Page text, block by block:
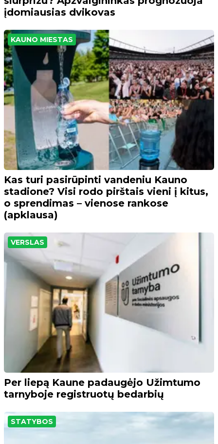
įdomiausias dvikovas
KAUNO MIESTAS
Kas turi pasirūpinti vandeniu Kauno
stadione? Visi rodo pirštais vieni į kitus,
o sprendimas – vienose rankose
(apklausa)
VERSLAS
Per liepą Kaune padaugėjo Užimtumo
tarnyboje registruotų bedarbių
STATYBOS